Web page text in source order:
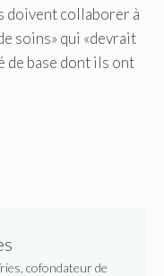
doivent collaborer à
soins» qui «devrait
de base dont ils ont
cofondateur de